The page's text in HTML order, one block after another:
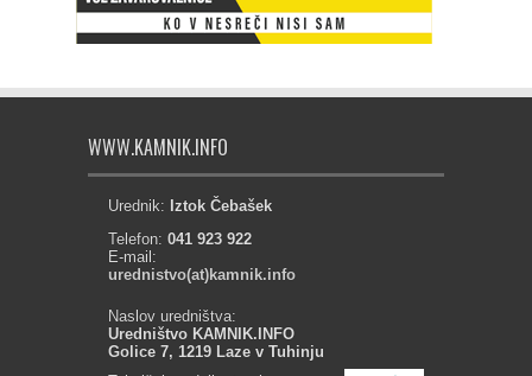
WWW.KAMNIK.INFO
Urednik: Iztok Čebašek
Telefon: 041 923 922
E-mail:
urednistvo(at)kamnik.info
Naslov uredništva:
Uredništvo KAMNIK.INFO
Golice 7, 1219 Laze v Tuhinju